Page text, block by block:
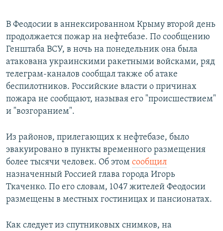
В Феодосии в аннексированном Крыму второй день
продолжается пожар на нефтебазе. По сообщению
Генштаба ВСУ, в ночь на понедельник она была
атакована украинскими ракетными войсками, ряд
телеграм-каналов сообщал также об атаке
беспилотников. Российские власти о причинах
пожара не сообщают, называя его "происшествием"
и "возгоранием".
Из районов, прилегающих к нефтебазе, было
эвакуировано в пункты временного размещения
более тысячи человек. Об этом сообщил
назначенный Россией глава города Игорь
Ткаченко. По его словам, 1047 жителей Феодосии
размещены в местных гостиницах и пансионатах.
Как следует из спутниковых снимков, на